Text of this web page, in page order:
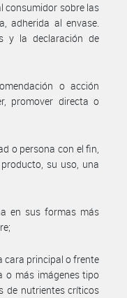
consumidor sobre las
adherida al envase.
y la declaración de
o acción
promover directa o
o persona con el fin,
su uso, una
en sus formas más
cara principal o frente
o más imágenes tipo
de nutrientes críticos